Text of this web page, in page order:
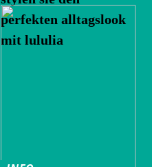
perfekten alltagslook
mit lululia